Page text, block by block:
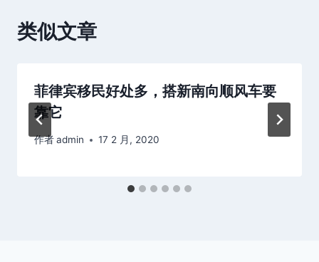
类似文章
菲律宾移民好处多，搭新南向顺风车要
靠它
作者admin 17 2 月, 2020